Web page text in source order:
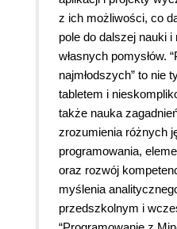
z ich możliwości, co
pole do dalszej nauki i
własnych pomysłów.
najmłodszych” to nie
tabletem i
także nauka
zrozumienia różnych
programowania,
oraz rozwój
myślenia
przedszkolnym i